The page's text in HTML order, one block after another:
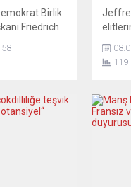
Birlik
Friedrich
Almanya’ya
yardım alan
gazetesinin
yaptığı
58
119